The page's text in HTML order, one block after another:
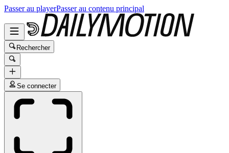
Passer au playerPasser au contenu principal
Rechercher
Se connecter